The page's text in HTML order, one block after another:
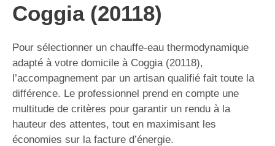
Coggia (20118)
Pour sélectionner un chauffe-eau thermodynamique
adapté à votre domicile à Coggia (20118),
l’accompagnement par un artisan qualifié fait toute la
différence. Le professionnel prend en compte une
multitude de critères pour garantir un rendu à la
hauteur des attentes, tout en maximisant les
économies sur la facture d’énergie.